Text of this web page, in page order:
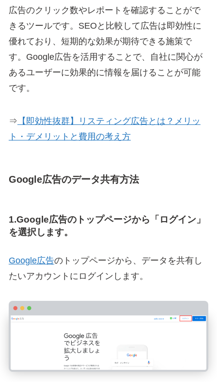
広告のクリック数やレポートを確認することがで
きるツールです。SEOと比較して広告は即効性に
優れており、短期的な効果が期待できる施策で
す。Google広告を活用することで、自社に関心が
あるユーザーに効果的に情報を届けることが可能
です。
⇒ 【即効性抜群】リスティング広告とは？メリッ
ト・デメリットと費用の考え方
Google広告のデータ共有方法
1.Google広告のトップページから「ログイン」
を選択します。
Google広告のトップページから、データを共有し
たいアカウントにログインします。